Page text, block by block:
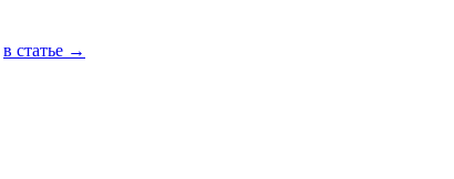
в статье →